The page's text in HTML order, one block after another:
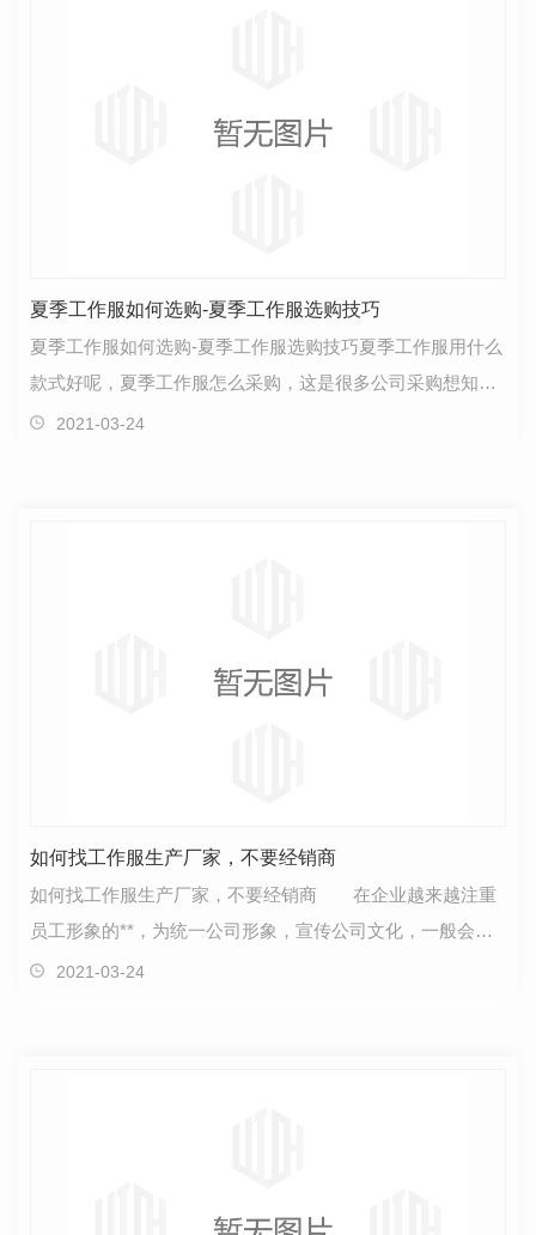
夏季工作服如何选购-夏季工作服选购技巧
夏季工作服如何选购-夏季工作服选购技巧夏季工作服用什么
款式好呢，夏季工作服怎么采购，这是很多公司采购想知道
的问题，让职道工装小编来总结一下吧。 1.选择…
2021-03-24
如何找工作服生产厂家，不要经销商
如何找工作服生产厂家，不要经销商 在企业越来越注重
员工形象的**，为统一公司形象，宣传公司文化，一般会为
员工采购工作服。在互联网大时代的趋势下，企业寻找…
2021-03-24